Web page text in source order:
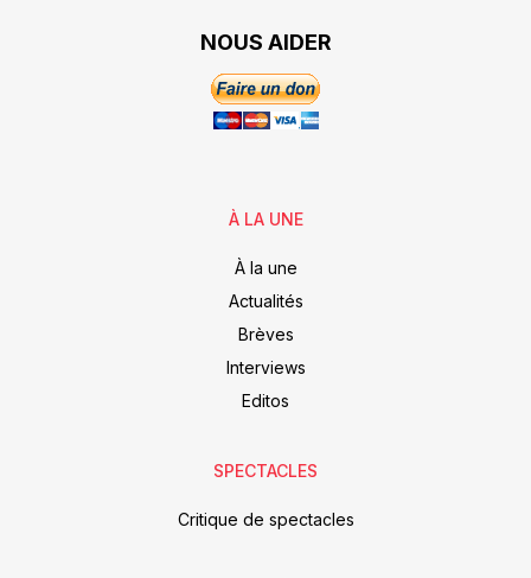
NOUS AIDER
À LA UNE
À la une
Actualités
Brèves
Interviews
Editos
SPECTACLES
Critique de spectacles